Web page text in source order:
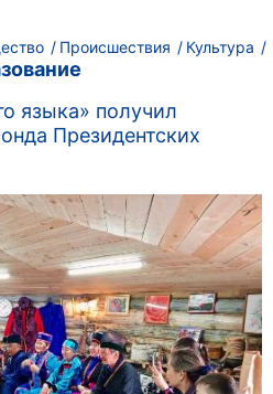
Происшествия
Культура
языка» получил
Президентских